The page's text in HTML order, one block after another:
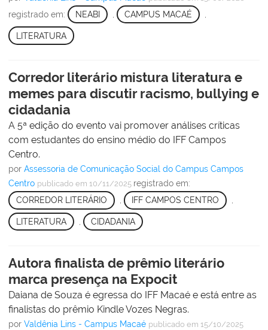
registrado em: NEABI CAMPUS MACAÉ
LITERATURA
Corredor literário mistura literatura e
memes para discutir racismo, bullying e
cidadania
A 5ª edição do evento vai promover análises críticas
com estudantes do ensino médio do IFF Campos
Centro.
por Assessoria de Comunicação Social do Campus Campos
Centro publicado em 10/11/2025 registrado em:
CORREDOR LITERÁRIO
, IFF CAMPOS CENTRO ,
LITERATURA CIDADANIA
Autora finalista de prêmio literário
marca presença na Expocit
Daiana de Souza é egressa do IFF Macaé e está entre as
finalistas do prêmio Kindle Vozes Negras.
por Valdênia Lins - Campus Macaé publicado em 15/10/2025